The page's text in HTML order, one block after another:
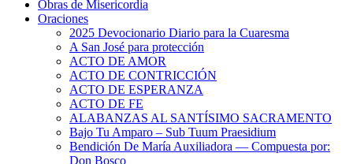
Obras de Misericordia
Oraciones
2025 Devocionario Diario para la Cuaresma
A San José para protección
ACTO DE AMOR
ACTO DE CONTRICCIÓN
ACTO DE ESPERANZA
ACTO DE FE
ALABANZAS AL SANTÍSIMO SACRAMENTO
Bajo Tu Amparo – Sub Tuum Praesidium
Bendición De María Auxiliadora — Compuesta por:
Don Bosco